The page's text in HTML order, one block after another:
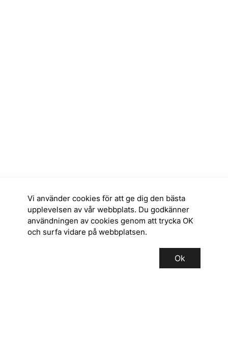
Vi använder cookies för att ge dig den bästa
upplevelsen av vår webbplats. Du godkänner
användningen av cookies genom att trycka OK
och surfa vidare på webbplatsen.
Ok